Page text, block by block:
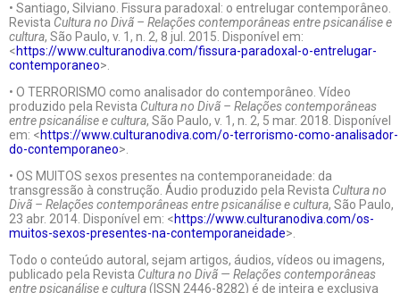
• Santiago, Silviano. Fissura paradoxal: o entrelugar contemporâneo.
Revista Cultura no Divã – Relações contemporâneas entre psicanálise e
cultura, São Paulo, v. 1, n. 2, 8 jul. 2015. Disponível em:
<https://www.culturanodiva.com/fissura-paradoxal-o-entrelugar-
contemporaneo>.
• O TERRORISMO como analisador do contemporâneo. Vídeo
produzido pela Revista Cultura no Divã – Relações contemporâneas
entre psicanálise e cultura, São Paulo, v. 1, n. 2, 5 mar. 2018. Disponível
em: <https://www.culturanodiva.com/o-terrorismo-como-analisador-
do-contemporaneo>.
• OS MUITOS sexos presentes na contemporaneidade: da
transgressão à construção. Áudio produzido pela Revista Cultura no
Divã – Relações contemporâneas entre psicanálise e cultura, São Paulo,
23 abr. 2014. Disponível em: <https://www.culturanodiva.com/os-
muitos-sexos-presentes-na-contemporaneidade>.
Todo o conteúdo autoral, sejam artigos, áudios, vídeos ou imagens,
publicado pela Revista Cultura no Divã — Relações contemporâneas
entre psicanálise e cultura(ISSN 2446-8282) é de inteira e exclusiva